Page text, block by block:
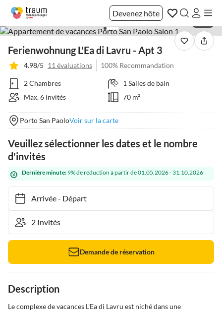
Devenez hôte
Ferienwohnung L'Ea di Lavru - Apt 3
4.98/5 11 évaluations 100% Recommandation
2 Chambres
1 Salles de bain
Max. 6 invités
70 m²
Porto San PaoloVoir sur la carte
Veuillez sélectionner les dates et le nombre
d'invités
Dernière minute: 9% de réduction à partir de 01.05.2026 - 31.10.2026
Arrivée- Départ
Demande de réservation
Description
Le complexe de vacances L'Ea di Lavru est niché dans une